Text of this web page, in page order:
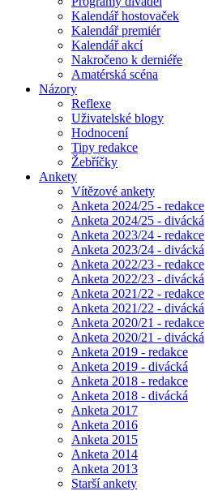
Kalendář hostovaček
Kalendář premiér
Kalendář akcí
Nakročeno k derniéře
Amatérská scéna
Názory
Reflexe
Uživatelské blogy
Hodnocení
Tipy redakce
Žebříčky
Ankety
Vítězové ankety
Anketa 2024/25 - redakce
Anketa 2024/25 - divácká
Anketa 2023/24 - redakce
Anketa 2023/24 - divácká
Anketa 2022/23 - redakce
Anketa 2022/23 - divácká
Anketa 2021/22 - redakce
Anketa 2021/22 - divácká
Anketa 2020/21 - redakce
Anketa 2020/21 - divácká
Anketa 2019 - redakce
Anketa 2019 - divácká
Anketa 2018 - redakce
Anketa 2018 - divácká
Anketa 2017
Anketa 2016
Anketa 2015
Anketa 2014
Anketa 2013
Starší ankety